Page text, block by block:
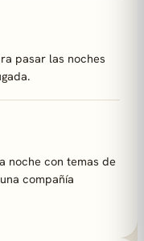
pasar las noches
noche con temas de
compañía